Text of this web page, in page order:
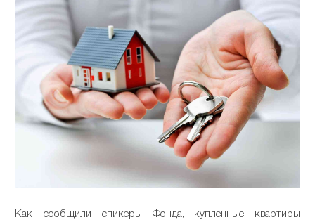
Как сообщили спикеры Фонда, купленные квартиры